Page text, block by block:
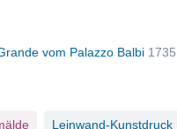
vom Palazzo Balbi 1735
Leinwand-Kunstdruck